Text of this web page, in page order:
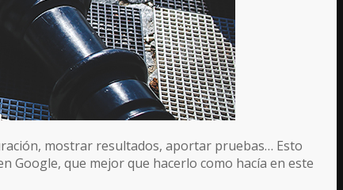
mostrar resultados, aportar pruebas… Esto
Google, que mejor que hacerlo como hacía en este